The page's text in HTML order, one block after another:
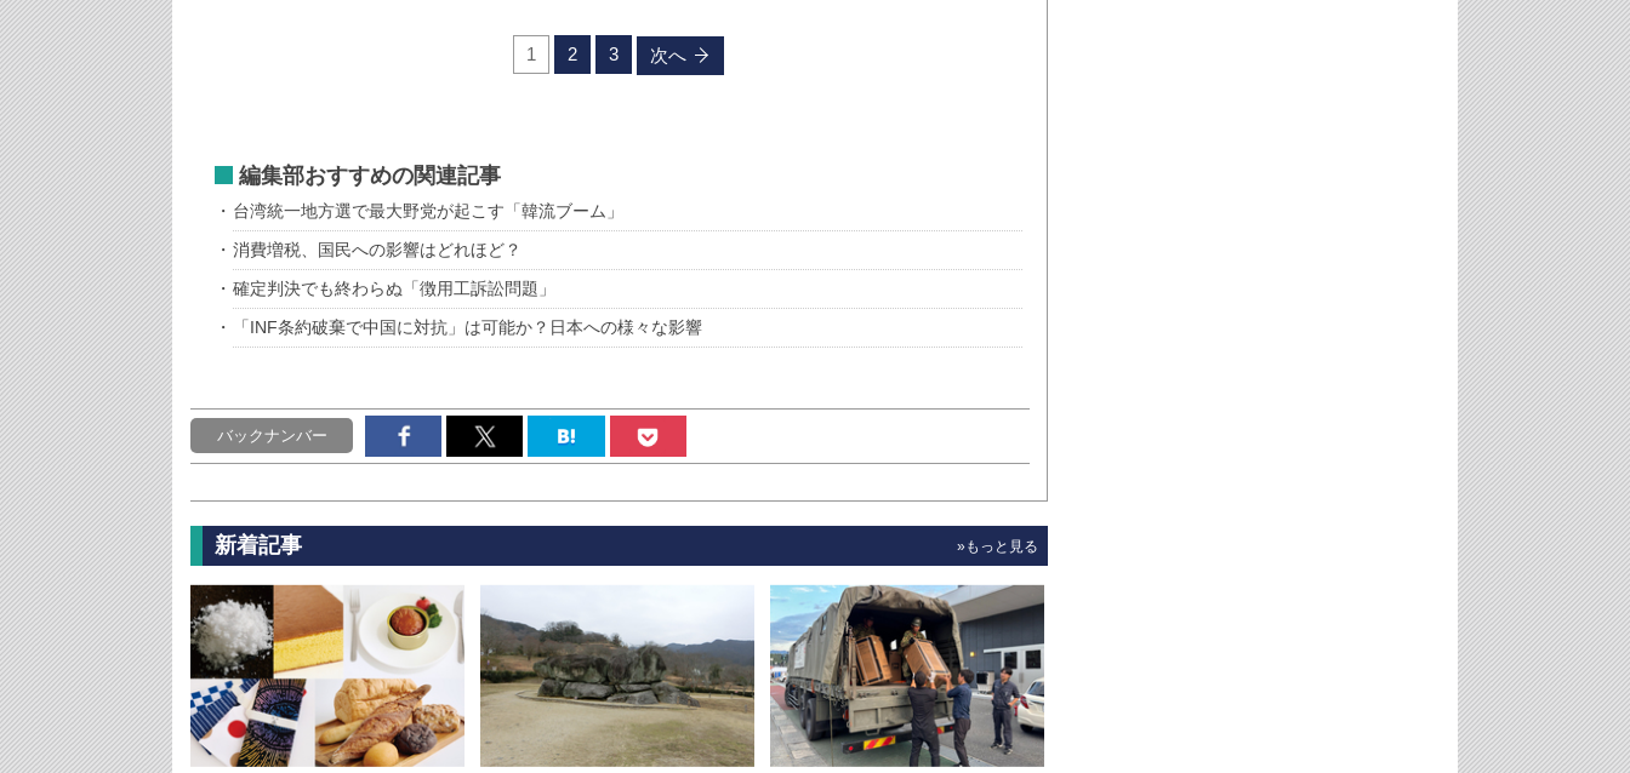
1 2 3 次へ
編集部おすすめの関連記事
台湾統一地方選で最大野党が起こす「韓流ブーム」
消費増税、国民への影響はどれほど？
確定判決でも終わらぬ「徴用工訴訟問題」
「INF条約破棄で中国に対抗」は可能か？日本への様々な影響
バックナンバー
新着記事 »もっと見る